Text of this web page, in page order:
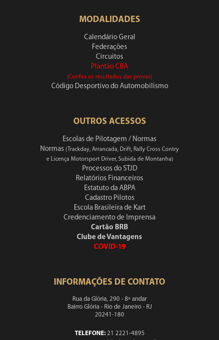
MODALIDADES
Calendário Geral
Federações
Circuitos
Plantão CBA
(Confira os resultados das provas)
Código Desportivo do Automobilismo
OUTROS ACESSOS
Escolas de Pilotagem / Normas
Normas (Trackday, Arrancada, Drift, Rally Cross Contry
e Licença Motorsport Driver, Subida de Montanha)
Processos do STJD
Relatórios Financeiros
Estatuto da ABPA
Cadastro Pilotos
Escola Brasileira de Kart
Credenciamento de Imprensa
Cartão BRB
Clube de Vantagens
COVID-19
INFORMAÇÕES DE CONTATO
Rua da Glória, 290 - 8º andar
Bairro Glória - Rio de Janeiro - RJ
20241-180
TELEFONE:21 2221-4895